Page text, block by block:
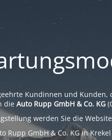
Kundinnen und Kunden,
die Auto Rupp GmbH & Co. KG
werden Sie die
Rupp GmbH & Co. KG in